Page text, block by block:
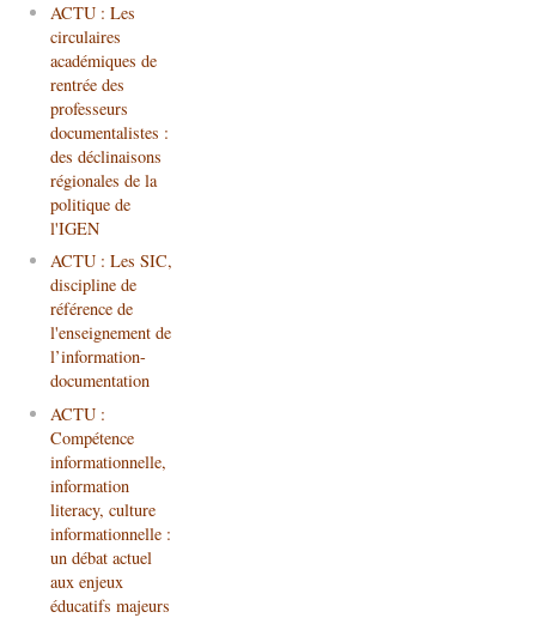
ACTU : Les
circulaires
académiques de
rentrée des
professeurs
documentalistes :
des déclinaisons
régionales de la
politique de
l'IGEN
ACTU : Les SIC,
discipline de
référence de
l'enseignement de
l’information-
documentation
ACTU :
Compétence
informationnelle,
information
literacy, culture
informationnelle :
un débat actuel
aux enjeux
éducatifs majeurs